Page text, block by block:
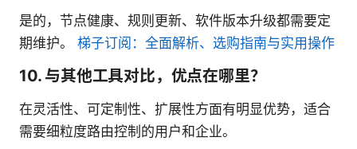
是的，节点健康、规则更新、软件版本升级都需要定
期维护。 梯子订阅：全面解析、选购指南与实用操作
10. 与其他工具对比，优点在哪里？
在灵活性、可定制性、扩展性方面有明显优势，适合
需要细粒度路由控制的用户和企业。